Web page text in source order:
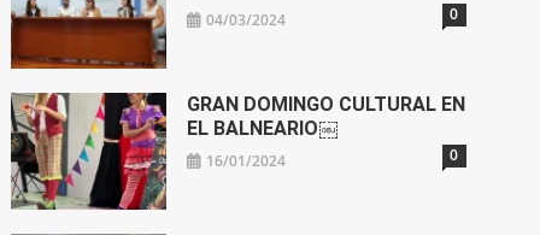
04/03/2024 0
GRAN DOMINGO CULTURAL EN
EL BALNEARIO￼
16/01/2024 0